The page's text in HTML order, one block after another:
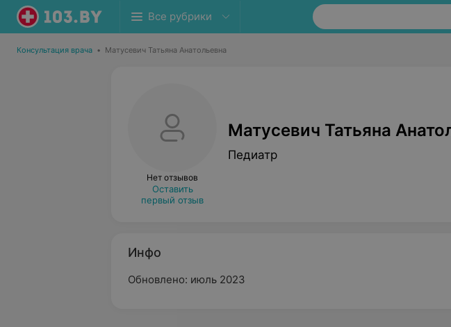
Все рубрики
Консультация врача • Матусевич Татьяна Анатольевна
Нет отзывов
Оставить
первый отзыв
Матусевич Татьяна
Педиатр
Инфо
Обновлено: июль 2023